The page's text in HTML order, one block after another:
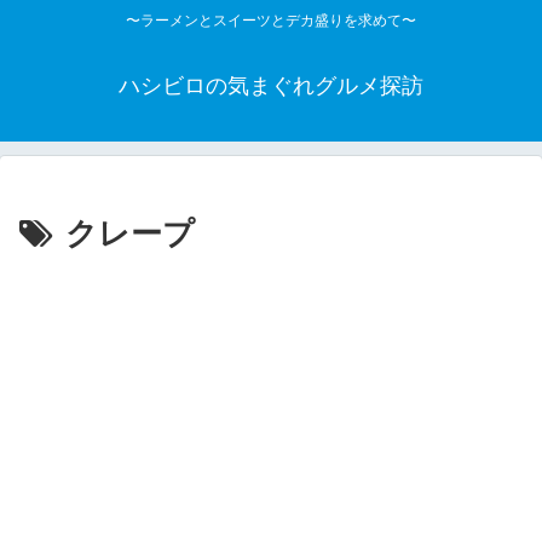
〜ラーメンとスイーツとデカ盛りを求めて〜
ハシビロの気まぐれグルメ探訪
クレープ